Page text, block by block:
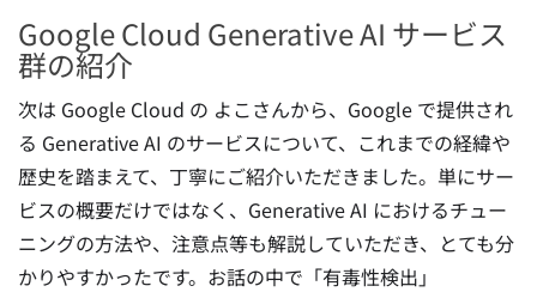
Google Cloud Generative AI サービス
群の紹介
次は Google Cloud の よこさんから、Google で提供され
る Generative AI のサービスについて、これまでの経緯や
歴史を踏まえて、丁寧にご紹介いただきました。単にサー
ビスの概要だけではなく、Generative AI におけるチュー
ニングの方法や、注意点等も解説していただき、とても分
かりやすかったです。お話の中で「有毒性検出」